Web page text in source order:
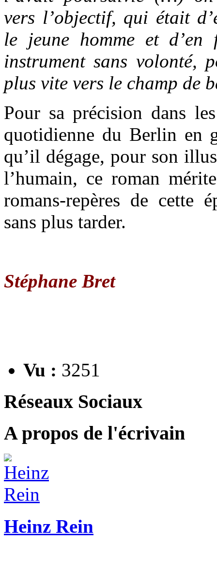
vers l’objectif, qui était
le jeune homme et d’en
instrument sans volonté,
plus vite vers le champ de
Pour sa précision dans
quotidienne du Berlin en
qu’il dégage, pour son
l’humain, ce roman
romans-repères de cette
sans plus tarder.
Stéphane Bret
Vu : 3251
Réseaux Sociaux
A propos de l'écrivain
Heinz Rein